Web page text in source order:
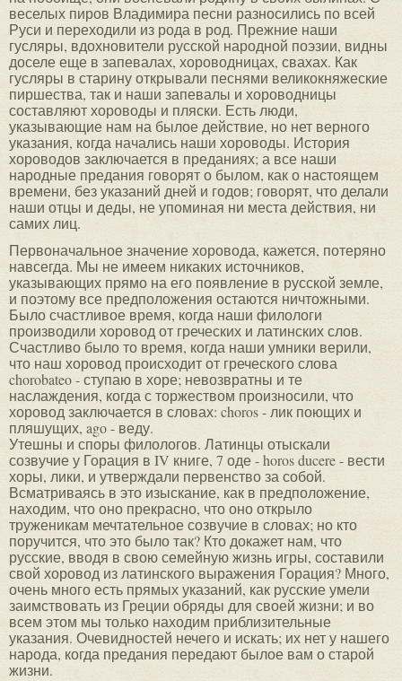
веселых пиров Владимира песни разносились по всей
Руси и переходили из рода в род. Прежние наши
гусляры, вдохновители русской народной поэзии, видны
доселе еще в запевалах, хороводницах, свахах. Как
гусляры в старину открывали песнями великокняжеские
пиршества, так и наши запевалы и хороводницы
составляют хороводы и пляски. Есть люди,
указывающие нам на былое действие, но нет верного
указания, когда начались наши хороводы. История
хороводов заключается в преданиях; а все наши
народные предания говорят о былом, как о настоящем
времени, без указаний дней и годов; говорят, что делали
наши отцы и деды, не упоминая ни места действия, ни
самих лиц.
Первоначальное значение хоровода, кажется, потеряно
навсегда. Мы не имеем никаких источников,
указывающих прямо на его появление в русской земле,
и поэтому все предположения остаются ничтожными.
Было счастливое время, когда наши филологи
производили хоровод от греческих и латинских слов.
Счастливо было то время, когда наши умники верили,
что наш хоровод происходит от греческого слова
chorobateo - ступаю в хоре; невозвратны и те
наслаждения, когда с торжеством произносили, что
хоровод заключается в словах: choros - лик поющих и
пляшущих, ago - веду.
Утешны и споры филологов. Латинцы отыскали
созвучие у Горация в IV книге, 7 оде - horos ducere - вести
хоры, лики, и утверждали первенство за собой.
Всматриваясь в это изыскание, как в предположение,
находим, что оно прекрасно, что оно открыло
труженикам мечтательное созвучие в словах; но кто
поручится, что это было так? Кто докажет нам, что
русские, вводя в свою семейную жизнь игры, составили
свой хоровод из латинского выражения Горация? Много,
очень много есть прямых указаний, как русские умели
заимствовать из Греции обряды для своей жизни; и во
всем этом мы только находим приблизительные
указания. Очевидностей нечего и искать; их нет у нашего
народа, когда предания передают былое вам о старой
жизни.